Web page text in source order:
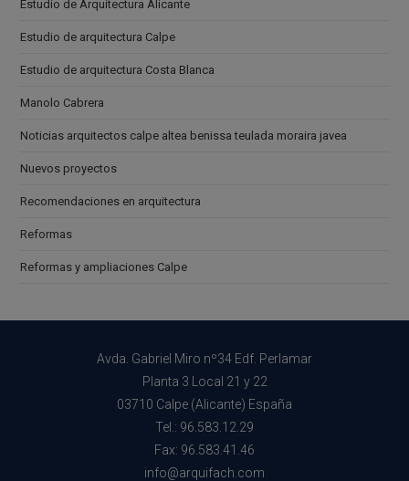
Estudio de Arquitectura Alicante
Estudio de arquitectura Calpe
Estudio de arquitectura Costa Blanca
Manolo Cabrera
Noticias arquitectos calpe altea benissa teulada moraira javea
Nuevos proyectos
Recomendaciones en arquitectura
Reformas
Reformas y ampliaciones Calpe
Avda. Gabriel Miro nº34 Edf. Perlamar
Planta 3 Local 21 y 22
03710 Calpe (Alicante) España
Tel.: 96.583.12.29
Fax: 96.583.41.46
info@arquifach.com